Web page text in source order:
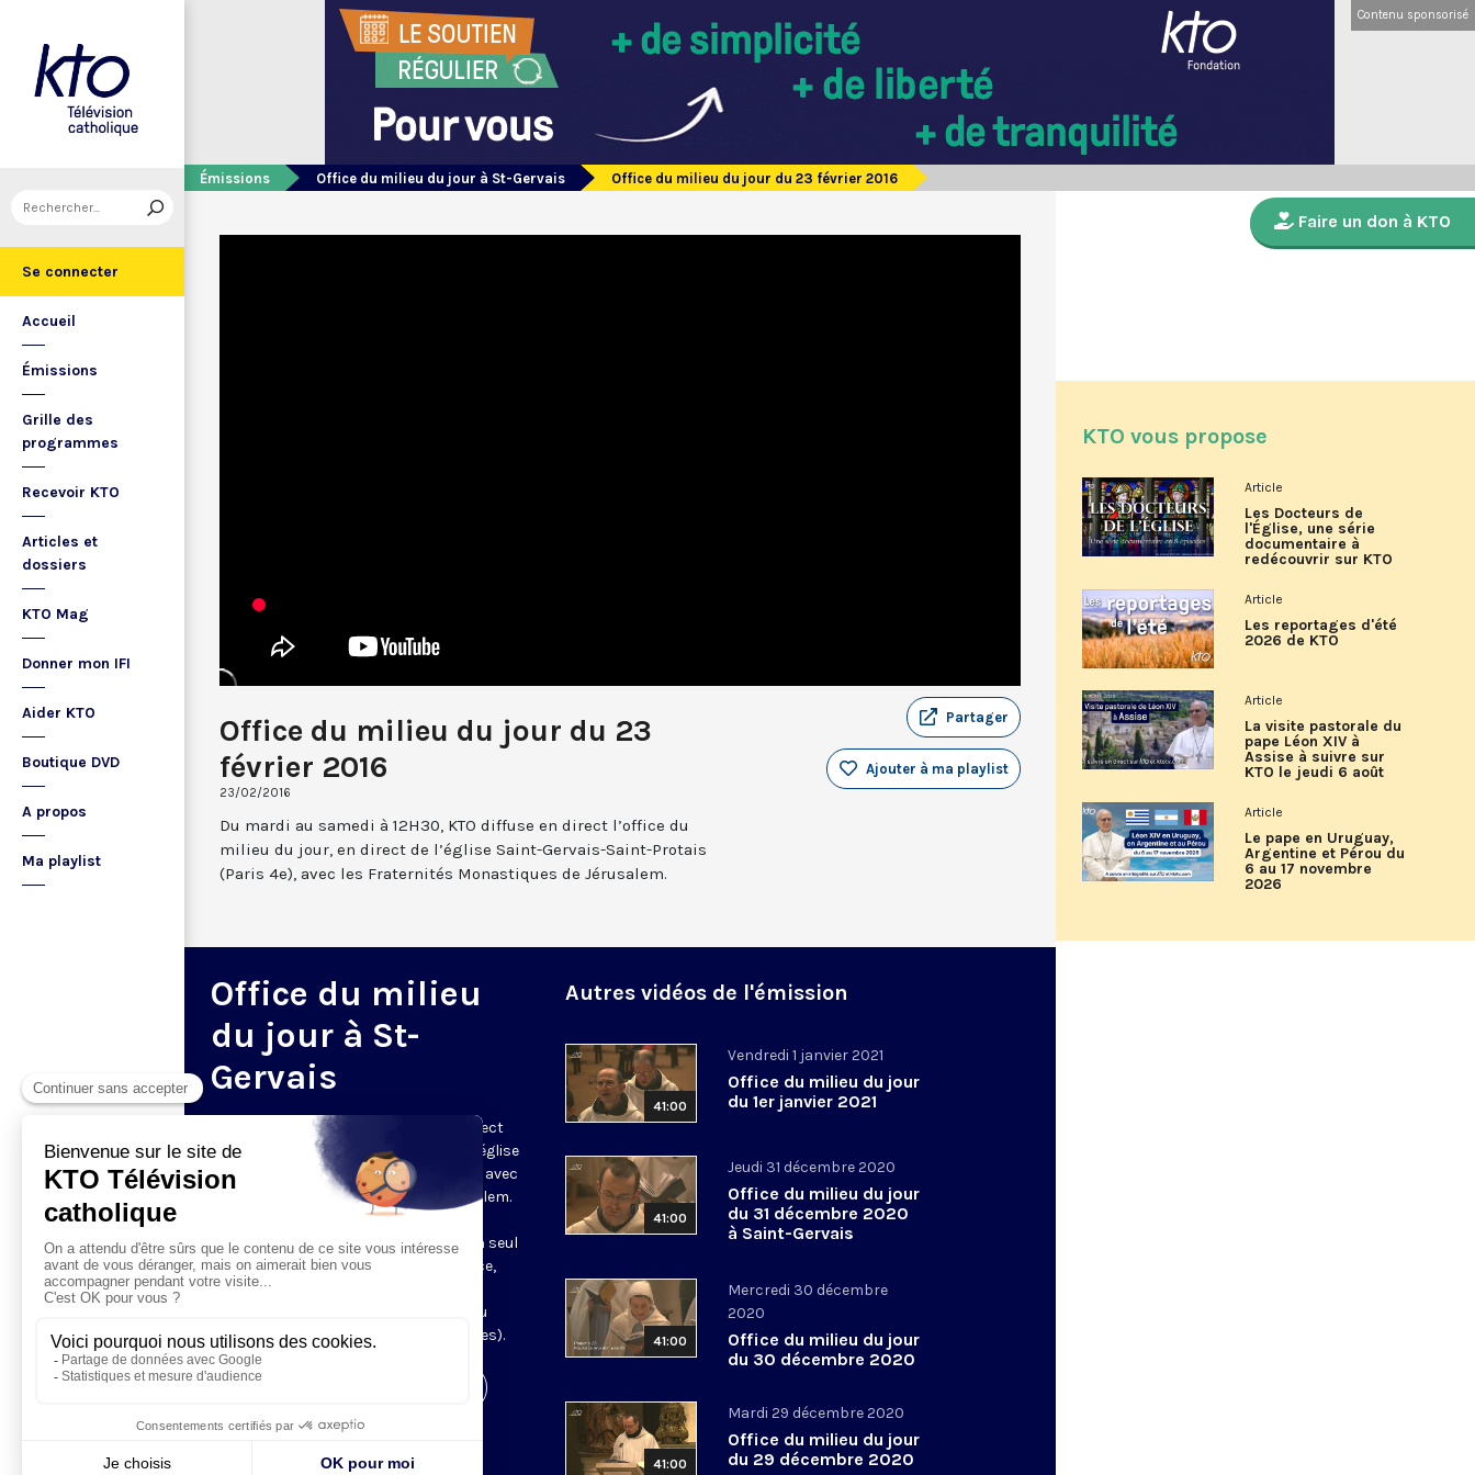
Se connecter
Accueil
Émissions
Grille des
programmes
Recevoir KTO
Articles et
dossiers
KTO Mag
Donner mon IFI
Aider KTO
Boutique DVD
A propos
Ma playlist
Contenu sponsorisé
Émissions Office du milieu du jour à St-Gervais Office du milieu du jour du 23 février 2016
Office du milieu du jour du 23
février 2016
23/02/2016
Partager
Ajouter à ma playlist
Du mardi au samedi à 12H30, KTO diffuse en direct l’office du
milieu du jour, en direct de l’église Saint-Gervais-Saint-Protais
(Paris 4e), avec les Fraternités Monastiques de Jérusalem.
Office du milieu
du jour à St-
Gervais
Du mardi au samedi, KTO diffuse en direct
l’office du milieu du jour, en direct de l’église
Saint-Gervais-Saint-Protais (Paris 4e), avec
les Fraternités Monastiques de Jérusalem.
L’Office du Milieu du Jour regroupe, en
particulier, «au milieu du jour» et en un seul
office, les heures monastiques de Tierce,
Sexte et None. Il permet à l’Église de
retrouver son Seigneur entre l’office du
matin (Laudes) et l’office du soir (Vêpres).
Autres vidéos de l'émission
41:00
Vendredi 1 janvier 2021
Office du milieu du jour
du 1er janvier 2021
41:00
Jeudi 31 décembre 2020
Office du milieu du jour
du 31 décembre 2020
à Saint-Gervais
41:00
Mercredi 30 décembre
2020
Office du milieu du jour
du 30 décembre 2020
41:00
Mardi 29 décembre 2020
Office du milieu du jour
du 29 décembre 2020
Faire un don à KTO
KTO vous propose
Article
Les Docteurs de
l'Église, une série
documentaire à
redécouvrir sur KTO
Article
Les reportages d'été
2026 de KTO
Article
La visite pastorale du
pape Léon XIV à
Assise à suivre sur
KTO le jeudi 6 août
Article
Le pape en Uruguay,
Argentine et Pérou du
6 au 17 novembre
2026